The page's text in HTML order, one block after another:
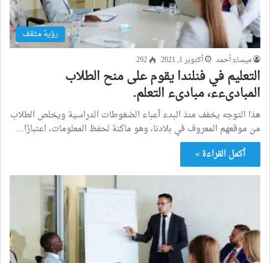
رؤية مثقف
ميساء أحمد أكتوبر 1, 2021 292
التعليم في فنلندا يقوم على منح الطلاب
المبادىءء، مبادىء التعلم.
هذا التوجه يخفف منذ البدء أعباء الضغوطات الدراسية ويخلص الطلاب
من موقعهم المعروف في بلادنا، وهو ماكنة لحفظ المعلومات، اعتبارًا…
أكمل القراءة »